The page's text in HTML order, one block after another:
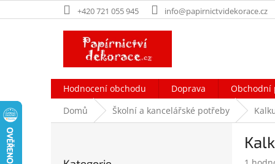
na
+420 721 055 945 info@papirnictvidekorace.cz
Hodnocení obchodu Doprava Obchodní
Domů
Školní a kancelářské potřeby